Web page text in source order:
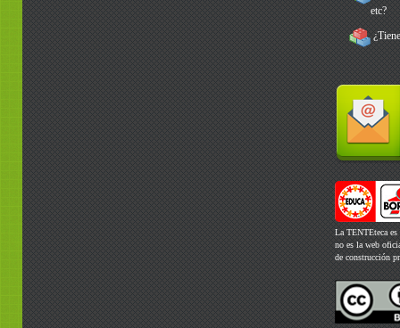
etc?
La TENTEteca
no es la web
de construcción